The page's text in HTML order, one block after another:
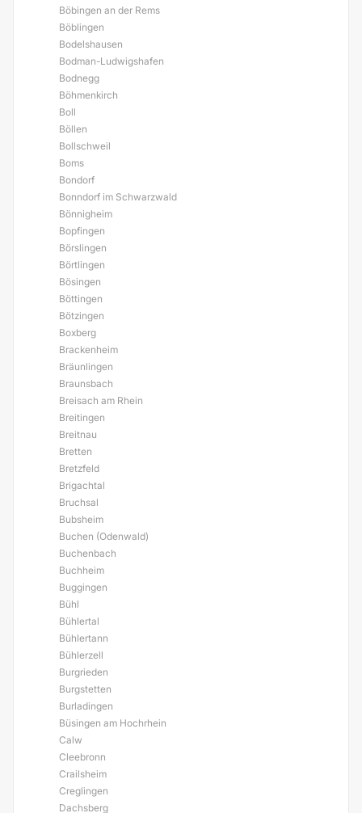
Böbingen an der Rems
Böblingen
Bodelshausen
Bodman-Ludwigshafen
Bodnegg
Böhmenkirch
Boll
Böllen
Bollschweil
Boms
Bondorf
Bonndorf im Schwarzwald
Bönnigheim
Bopfingen
Börslingen
Börtlingen
Bösingen
Böttingen
Bötzingen
Boxberg
Brackenheim
Bräunlingen
Braunsbach
Breisach am Rhein
Breitingen
Breitnau
Bretten
Bretzfeld
Brigachtal
Bruchsal
Bubsheim
Buchen (Odenwald)
Buchenbach
Buchheim
Buggingen
Bühl
Bühlertal
Bühlertann
Bühlerzell
Burgrieden
Burgstetten
Burladingen
Büsingen am Hochrhein
Calw
Cleebronn
Crailsheim
Creglingen
Dachsberg